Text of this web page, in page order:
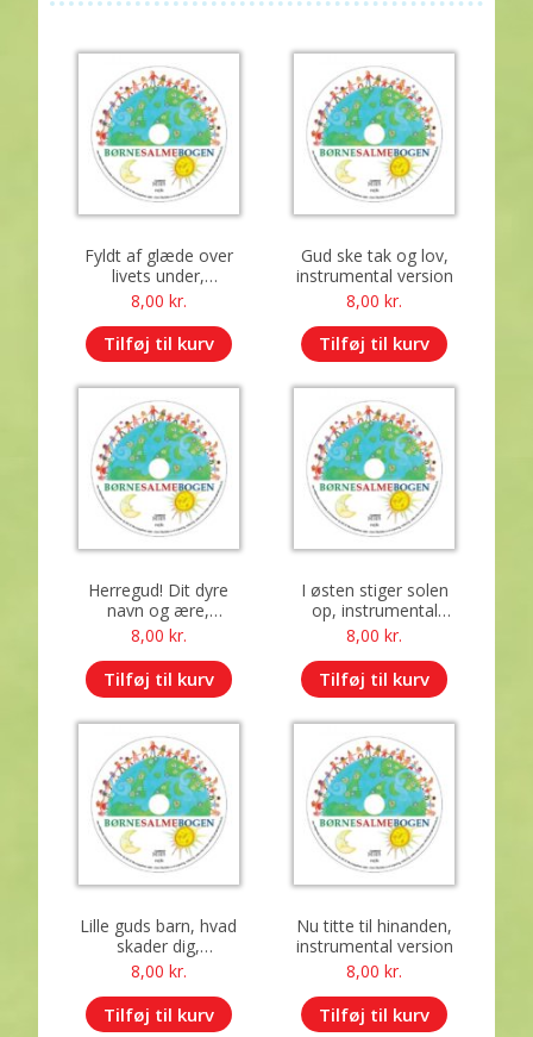
Fyldt af glæde over
livets under,
instrumental version
8,00 kr.
Tilføj til kurv
Gud ske tak og lov,
instrumental version
8,00kr.
Tilføj til kurv
Herregud! Dit dyre
navn og ære,
instrumental version
8,00 kr.
Tilføj til kurv
I østen stiger solen
op, instrumental
version
8,00kr.
Tilføj til kurv
Lille guds barn, hvad
skader dig,
instrumental version
8,00 kr.
Tilføj til kurv
Nu titte til hinanden,
instrumental version
8,00kr.
Tilføj til kurv